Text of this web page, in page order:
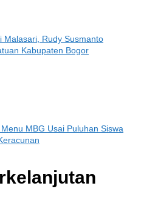
Malasari, Rudy Susmanto
Kabupaten Bogor
MBG Usai Puluhan Siswa